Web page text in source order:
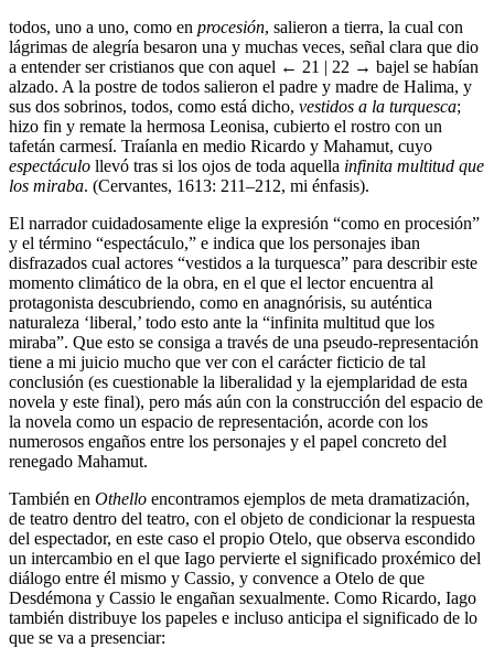
todos, uno a uno, como en procesión, salieron a tierra, la cual con
lágrimas de alegría besaron una y muchas veces, señal clara que dio
a entender ser cristianos que con aquel ← 21 | 22 → bajel se habían
alzado. A la postre de todos salieron el padre y madre de Halima, y
sus dos sobrinos, todos, como está dicho, vestidos a la turquesca;
hizo fin y remate la hermosa Leonisa, cubierto el rostro con un
tafetán carmesí. Traíanla en medio Ricardo y Mahamut, cuyo
espectáculo llevó tras si los ojos de toda aquella infinita multitud que
los miraba. (Cervantes, 1613: 211–212, mi énfasis).
El narrador cuidadosamente elige la expresión “como en procesión”
y el término “espectáculo,” e indica que los personajes iban
disfrazados cual actores “vestidos a la turquesca” para describir este
momento climático de la obra, en el que el lector encuentra al
protagonista descubriendo, como en anagnórisis, su auténtica
naturaleza ‘liberal,’ todo esto ante la “infinita multitud que los
miraba”. Que esto se consiga a través de una pseudo-representación
tiene a mi juicio mucho que ver con el carácter ficticio de tal
conclusión (es cuestionable la liberalidad y la ejemplaridad de esta
novela y este final), pero más aún con la construcción del espacio de
la novela como un espacio de representación, acorde con los
numerosos engaños entre los personajes y el papel concreto del
renegado Mahamut.
También en Othello encontramos ejemplos de meta dramatización,
de teatro dentro del teatro, con el objeto de condicionar la respuesta
del espectador, en este caso el propio Otelo, que observa escondido
un intercambio en el que Iago pervierte el significado proxémico del
diálogo entre él mismo y Cassio, y convence a Otelo de que
Desdémona y Cassio le engañan sexualmente. Como Ricardo, Iago
también distribuye los papeles e incluso anticipa el significado de lo
que se va a presenciar: